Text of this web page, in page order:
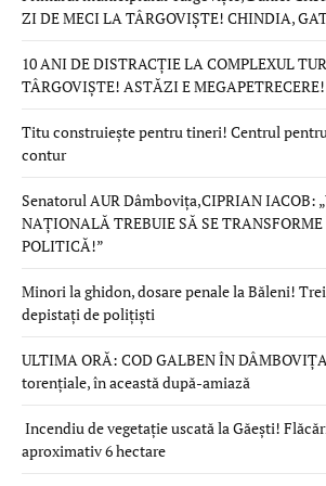
ZI DE MECI LA TÂRGOVIȘTE! CHINDIA,
10 ANI DE DISTRACȚIE LA COMPLEXUL
TÂRGOVIȘTE! ASTĂZI E MEGAPETRECERE!
Titu construiește pentru tineri! Centrul
contur
Senatorul AUR Dâmbovița,CIPRIAN IACOB:
NAȚIONALĂ TREBUIE SĂ SE
POLITICĂ!”
Minori la ghidon, dosare penale la Băleni!
depistați de polițiști
ULTIMA ORĂ: COD GALBEN ÎN
torențiale, în această după-amiază
Incendiu de vegetație uscată la Găești!
aproximativ 6 hectare